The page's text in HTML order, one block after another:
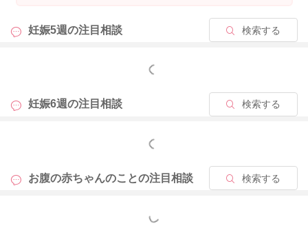
妊娠5週の注目相談 検索する
もっと見る
妊娠6週の注目相談 検索する
もっと見る
お腹の赤ちゃんのことの注目相談 検索する
もっと見る